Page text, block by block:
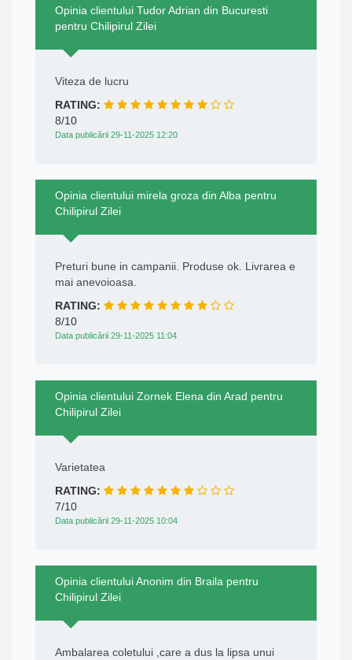
Opinia clientului Tudor Adrian din Bucuresti
pentru Chilipirul Zilei
Viteza de lucru
RATING:
8/10
Data publicării 29-11-2025 12:20
Opinia clientului mirela groza din Alba pentru
Chilipirul Zilei
Preturi bune in campanii. Produse ok. Livrarea e
mai anevoioasa.
RATING:
8/10
Data publicării 29-11-2025 11:04
Opinia clientului Zornek Elena din Arad pentru
Chilipirul Zilei
Varietatea
RATING:
7/10
Data publicării 29-11-2025 10:04
Opinia clientului Anonim din Braila pentru
Chilipirul Zilei
Ambalarea coletului ,care a dus la lipsa unui